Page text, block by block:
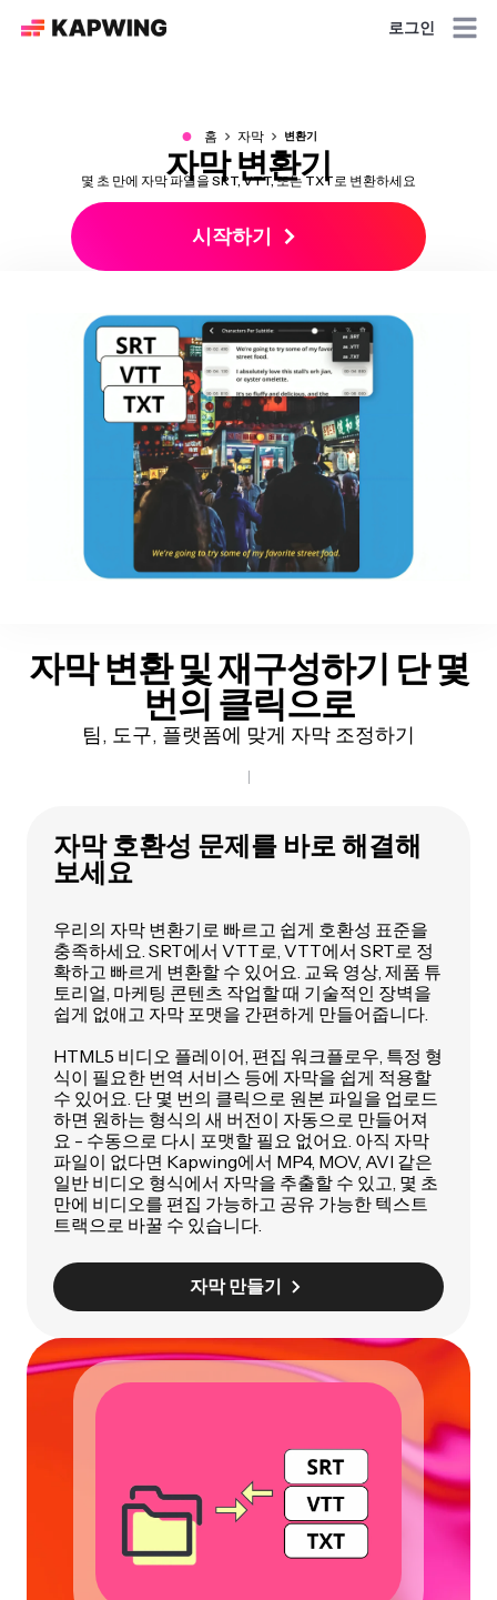
로그인
● 홈 자막 변환기
자막 변환기
몇 초 만에 자막 파일을 SRT, VTT, 또는 TXT로 변환하세요
시작하기
자막 변환 및 재구성하기 단 몇
번의 클릭으로
팀, 도구, 플랫폼에 맞게 자막 조정하기
자막 호환성 문제를 바로 해결해
보세요
우리의 자막 변환기로 빠르고 쉽게 호환성 표준을
충족하세요. SRT에서 VTT로, VTT에서 SRT로 정
확하고 빠르게 변환할 수 있어요. 교육 영상, 제품 튜
토리얼, 마케팅 콘텐츠 작업할 때 기술적인 장벽을
쉽게 없애고 자막 포맷을 간편하게 만들어줍니다.
HTML5 비디오 플레이어, 편집 워크플로우, 특정 형
식이 필요한 번역 서비스 등에 자막을 쉽게 적용할
수 있어요. 단 몇 번의 클릭으로 원본 파일을 업로드
하면 원하는 형식의 새 버전이 자동으로 만들어져
요 - 수동으로 다시 포맷할 필요 없어요. 아직 자막
파일이 없다면 Kapwing에서 MP4, MOV, AVI 같은
일반 비디오 형식에서 자막을 추출할 수 있고, 몇 초
만에 비디오를 편집 가능하고 공유 가능한 텍스트
트랙으로 바꿀 수 있습니다.
자막 만들기